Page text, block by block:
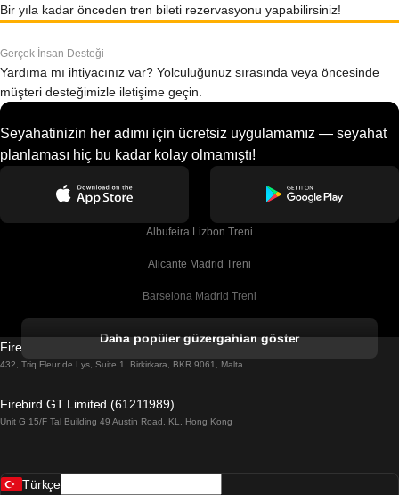
Bir yıla kadar önceden tren bileti rezervasyonu yapabilirsiniz!
Gerçek İnsan Desteği
Yardıma mı ihtiyacınız var? Yolculuğunuz sırasında veya öncesinde
müşteri desteğimizle iletişime geçin.
Seyahatinizin her adımı için ücretsiz uygulamamız — seyahat
planlaması hiç bu kadar kolay olmamıştı!
Albufeira Lizbon Treni
Alicante Madrid Treni
Barselona Madrid Treni
Barselona Sevilla Treni
Belfast Dublin Treni
Daha popüler güzergahları göster
Firebird GT Limited (OC 1451)
432, Triq Fleur de Lys, Suite 1, Birkirkara, BKR 9061, Malta
Firebird GT Limited (61211989)
Unit G 15/F Tal Building 49 Austin Road, KL, Hong Kong
Türkçe